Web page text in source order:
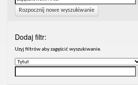
Rozpocznij nowe wyszukiwanie
Dodaj filtr:
Uzyj filtrów aby zagęścić wyszukiwanie.